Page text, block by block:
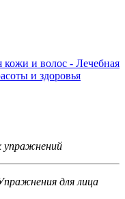
упражнений
для лица